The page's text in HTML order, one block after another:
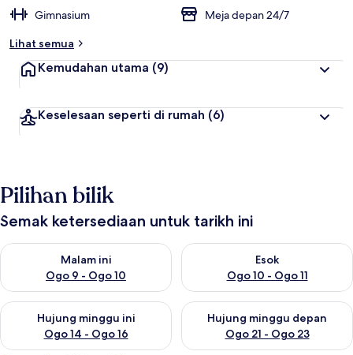
Gimnasium
Meja depan 24/7
Lihat semua
Kemudahan utama (9)
Keselesaan seperti di rumah (6)
Pilihan bilik
Semak ketersediaan untuk tarikh ini
Malam ini
Ogo 9 - Ogo 10
Semak ketersediaan untuk malam ini Ogo 9 - Ogo 10
Esok
Ogo 10 - Ogo 11
Semak ketersediaan untuk
Hujung minggu ini
Ogo 14 - Ogo 16
Semak ketersediaan untuk hujung minggu ini Ogo 14 - Ogo 16
Hujung minggu depan
Ogo 21 - Ogo 23
Semak ketersediaan untuk